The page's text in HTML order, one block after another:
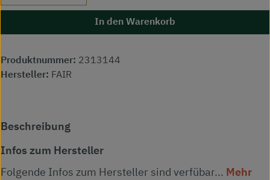
In den Warenkorb
Produktnummer: 2313144
Hersteller: FAIR
Beschreibung
Infos zum Hersteller
Folgende Infos zum Hersteller sind verfübar... Mehr